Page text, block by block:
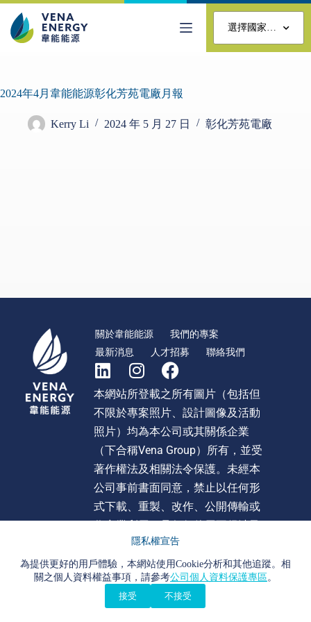
隱私權宣告
為提供更好的用戶體驗，本網站使用Cookie分析和其他追蹤。相
關之個人資料權益事項，請參考公司個人資料保護專區。
接受
不接受
選擇國家…
2024年4月韋能能源彰化芳苑電廠月報
Kerry Li 2024 年 5 月 27 日 彰化芳苑電廠
關於韋能能源
我們的專案
最新消息
人才招募 聯絡我們
本網站所登載之所有圖片（包括但
不限於專案照片、設計圖像及活動
照片）均為本公司或其關係企業
（下合稱Vena Group）所有，並受
著作權法及相關法令保護。未經本
公司事前書面同意，禁止以任何形
式下載、重製、改作、公開傳輸或
作商業利用。且任何使用不得涉及
不當影射、詆毀或貶損 Vena Group
或旗下任何公司之形象或商譽。違
者本公司將依法追究法律責任。